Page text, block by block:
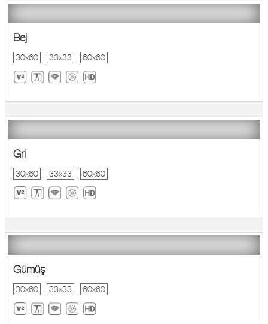
Bej
30x60 33x33 60x60
Gri
30x60 33x33 60x60
Gümüş
30x60 33x33 60x60